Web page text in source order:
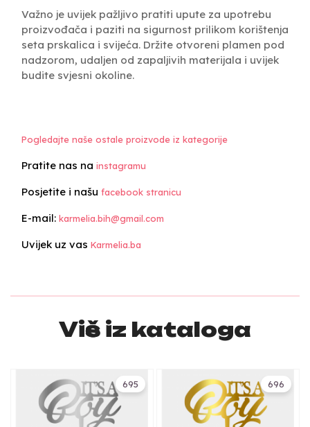
Važno je uvijek pažljivo pratiti upute za upotrebu
proizvođača i paziti na sigurnost prilikom korištenja
seta prskalica i svijeća. Držite otvoreni plamen pod
nadzorom, udaljen od zapaljivih materijala i uvijek
budite svjesni okoline.
Pogledajte naše ostale proizvode iz kategorije
Pratite nas na instagramu
Posjetite i našu facebook stranicu
E-mail: karmelia.bih@gmail.com
Uvijek uz vas Karmelia.ba
Više iz kataloga
695 696